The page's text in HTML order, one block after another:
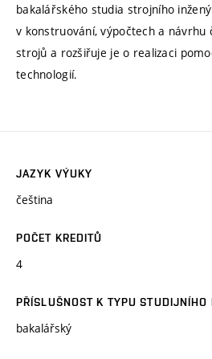
bakalářského studia strojního
v konstruování, výpočtech a návrhu
strojů a rozšiřuje je o realizaci
technologií.
JAZYK VÝUKY
čeština
POČET KREDITŮ
4
PŘÍSLUŠNOST K TYPU STUDIJNÍHO
bakalářský